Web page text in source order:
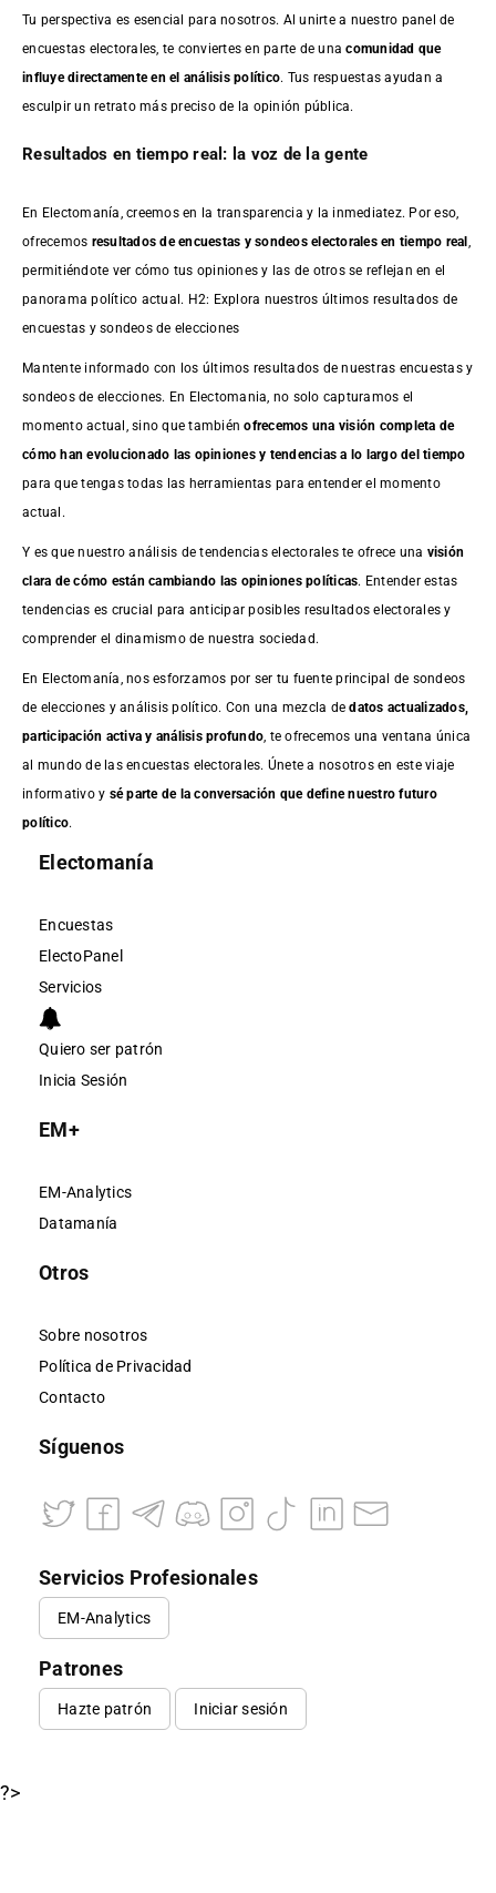
Tu perspectiva es esencial para nosotros. Al unirte a nuestro panel de
encuestas electorales, te conviertes en parte de unacomunidad que
influye directamente en el análisis político. Tus respuestas ayudan a
esculpir un retrato más preciso de la opinión pública.
Resultados en tiempo real: la voz de la gente
En Electomanía, creemos en la transparencia y la inmediatez. Por eso,
ofrecemos resultados deencuestas y sondeos electorales en tiempo real
permitiéndote ver cómo tus opiniones y las de otros se reflejan en el
panorama político actual. H2: Explora nuestros últimos resultados de
encuestas y sondeos de elecciones
Mantente informado con los últimos resultados de nuestras encuestasy
sondeos de elecciones. En Electomania, no solo capturamos el
momento actual, sino que tambiénofrecemos una visión completa de
cómo han evolucionado las opiniones y tendencias a lo largo del tiempo
para que tengas todas las herramientas para entender el momento
actual.
Y es que nuestro análisis de tendencias electorales te ofrece una visión
clara de cómo están cambiando las opiniones políticas. Entender estas
tendencias es crucial para anticipar posibles resultados electorales y
comprender el dinamismo de nuestra sociedad.
En Electomanía, nos esforzamos por ser tu fuente principal de sondeos
de elecciones y análisis político. Con una mezcla dedatos actualizados,
participación activa y análisis profundo , te ofrecemos una ventana única
al mundo de las encuestas electorales. Únete a nosotros en este viaje
informativo y sé parte de la conversación que define nuestro futuro
político.
Electomanía
Encuestas
ElectoPanel
Servicios
Quiero ser patrón
Inicia Sesión
EM+
EM-Analytics
Datamanía
Otros
Sobre nosotros
Política de Privacidad
Contacto
Síguenos
Servicios Profesionales
EM-Analytics
Patrones
Hazte patrón Iniciar sesión
?>